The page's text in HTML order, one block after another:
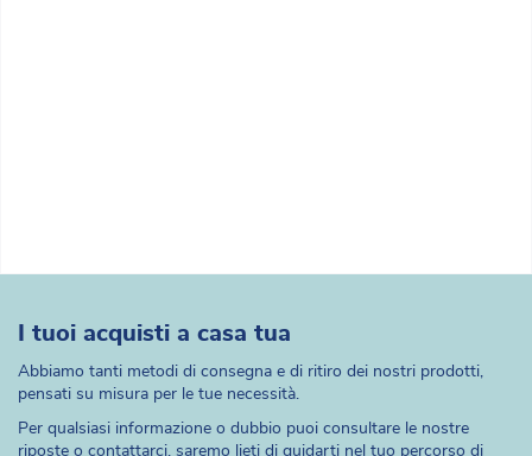
I tuoi acquisti a casa tua
Abbiamo tanti metodi di consegna e di ritiro dei nostri prodotti,
pensati su misura per le tue necessità.
Per qualsiasi informazione o dubbio puoi consultare le nostre
riposte o contattarci, saremo lieti di guidarti nel tuo percorso di